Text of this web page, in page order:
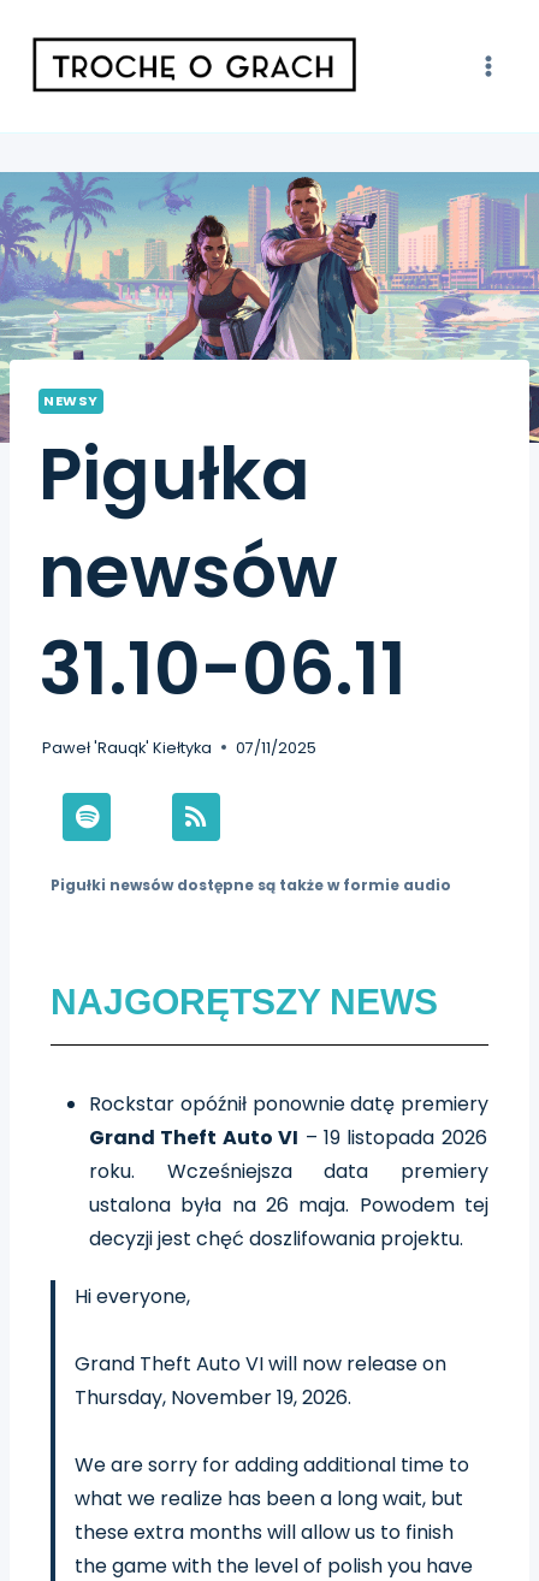
NEWSY
Pigułka
newsów
31.10-06.11
Paweł 'Rauqk' Kiełtyka 07/11/2025
Pigułki newsów dostępne są także w formie audio
NAJGORĘTSZY NEWS
Rockstar opóźnił ponownie datę premiery
Grand Theft Auto VI – 19 listopada 2026
roku. Wcześniejsza data premiery
ustalona była na 26 maja. Powodem tej
decyzji jest chęć doszlifowania projektu.
Hi everyone,
Grand Theft Auto VI will now release on
Thursday, November 19, 2026.
We are sorry for adding additional time to
what we realize has been a long wait, but
these extra months will allow us to finish
the game with the level of polish you have